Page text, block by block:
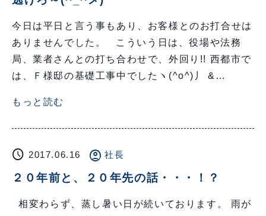
今日は平日と言う事もあり、お客様とのお打合せは
ありませんでした。 こういう日は、役場や法務
局、業者さんとの打ち合わせで、外回り!! 西都市で
は、Ｆ様邸の基礎工事中でしたヽ(^o^)丿 &…
もっと読む
schedule 2017.06.16 account_circle 社長
２０年前と、２０年先の話・・・！？
相変わらず、蒸し暑い日が続いております。 雨が